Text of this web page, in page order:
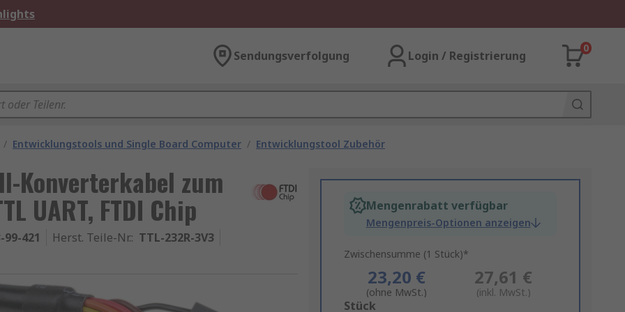
Sendungsverfolgung Login / Registrierung
0
/ Entwicklungstools und Single Board Computer / Entwicklungstool Zubehör
Konverterkabel zum
UART, FTDI Chip
99-421 Herst. Teile-Nr.: TTL-232R-3V3
Mengenrabatt verfügbar
Mengenpreis-Optionen anzeigen
Zwischensumme (1 Stück)*
23,20 €
(ohne MwSt.)
27,61 €
(inkl. MwSt.)
Add
Stück